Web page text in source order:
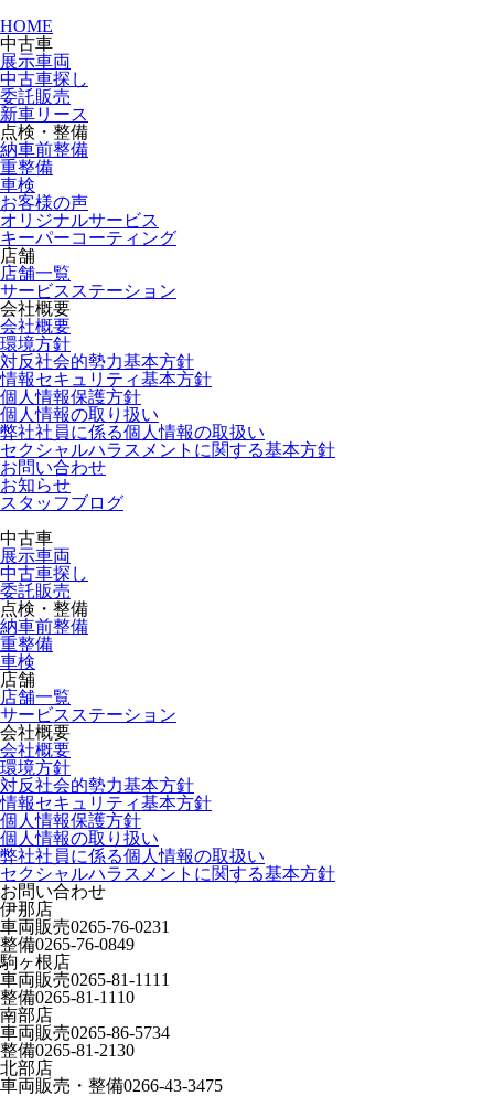
HOME
中古車
展示車両
中古車探し
委託販売
新車リース
点検・整備
納車前整備
重整備
車検
お客様の声
オリジナルサービス
キーパーコーティング
店舗
店舗一覧
サービスステーション
会社概要
会社概要
環境方針
対反社会的勢力基本方針
情報セキュリティ基本方針
個人情報保護方針
個人情報の取り扱い
弊社社員に係る個人情報の取扱い
セクシャルハラスメントに関する基本方針
お問い合わせ
お知らせ
スタッフブログ
中古車
展示車両
中古車探し
委託販売
点検・整備
納車前整備
重整備
車検
店舗
店舗一覧
サービスステーション
会社概要
会社概要
環境方針
対反社会的勢力基本方針
情報セキュリティ基本方針
個人情報保護方針
個人情報の取り扱い
弊社社員に係る個人情報の取扱い
セクシャルハラスメントに関する基本方針
お問い合わせ
伊那店
車両販売0265-76-0231
整備0265-76-0849
駒ヶ根店
車両販売0265-81-1111
整備0265-81-1110
南部店
車両販売0265-86-5734
整備0265-81-2130
北部店
車両販売・整備0266-43-3475